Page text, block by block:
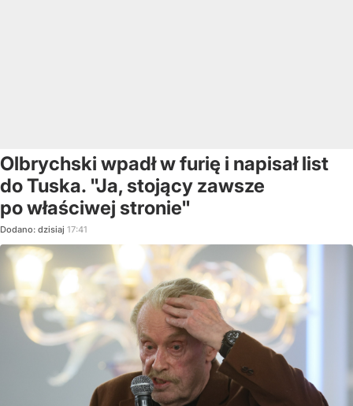
Olbrychski wpadł w furię i napisał list
do Tuska. "Ja, stojący zawsze
po właściwej stronie"
Dodano: dzisiaj 17:41